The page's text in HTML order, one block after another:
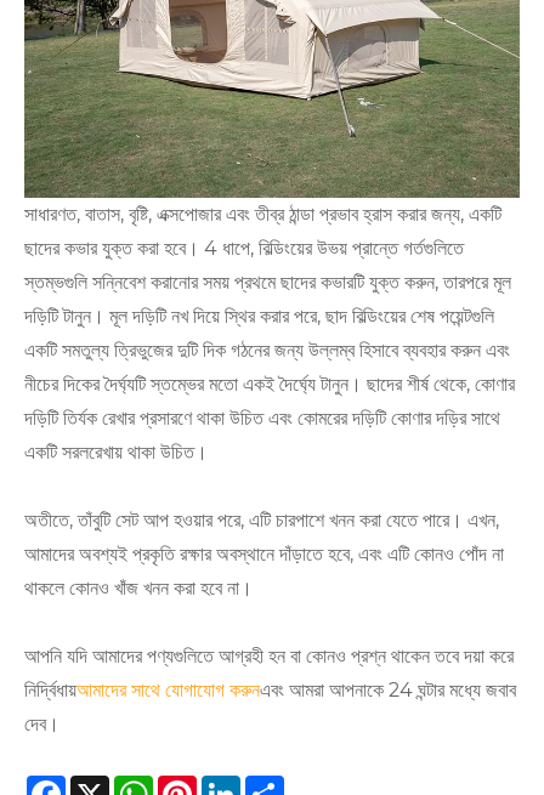
সাধারণত, বাতাস, বৃষ্টি, এক্সপোজার এবং তীব্র ঠান্ডা প্রভাব হ্রাস করার জন্য, একটি
ছাদের কভার যুক্ত করা হবে। 4 ধাপে, বিল্ডিংয়ের উভয় প্রান্তে গর্তগুলিতে
স্তম্ভগুলি সন্নিবেশ করানোর সময় প্রথমে ছাদের কভারটি যুক্ত করুন, তারপরে মূল
দড়িটি টানুন। মূল দড়িটি নখ দিয়ে স্থির করার পরে, ছাদ বিল্ডিংয়ের শেষ পয়েন্টগুলি
একটি সমতুল্য ত্রিভুজের দুটি দিক গঠনের জন্য উল্লম্ব হিসাবে ব্যবহার করুন এবং
নীচের দিকের দৈর্ঘ্যটি স্তম্ভের মতো একই দৈর্ঘ্যে টানুন। ছাদের শীর্ষ থেকে, কোণার
দড়িটি তির্যক রেখার প্রসারণে থাকা উচিত এবং কোমরের দড়িটি কোণার দড়ির সাথে
একটি সরলরেখায় থাকা উচিত।
অতীতে, তাঁবুটি সেট আপ হওয়ার পরে, এটি চারপাশে খনন করা যেতে পারে। এখন,
আমাদের অবশ্যই প্রকৃতি রক্ষার অবস্থানে দাঁড়াতে হবে, এবং এটি কোনও পোঁদ না
থাকলে কোনও খাঁজ খনন করা হবে না।
আপনি যদি আমাদের পণ্যগুলিতে আগ্রহী হন বা কোনও প্রশ্ন থাকেন তবে দয়া করে
নির্দ্বিধায়আমাদের সাথে যোগাযোগ করুনএবং আমরা আপনাকে 24 ঘন্টার মধ্যে জবাব
দেব।